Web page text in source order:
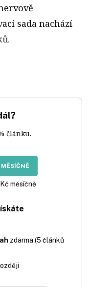
sada nachází
článku.
měsíčně
zdarma (5 článků